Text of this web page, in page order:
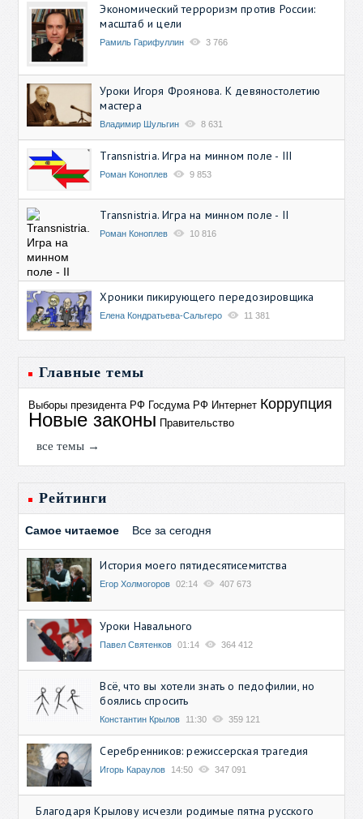
Экономический терроризм против России:
масштаб и цели
Рамиль Гарифуллин 3 766
Уроки Игоря Фроянова. К девяностолетию
мастера
Владимир Шульгин 8 631
Transnistria. Игра на минном поле - III
Роман Коноплев 9 853
Transnistria. Игра на минном поле - II
Роман Коноплев 10 816
Хроники пикирующего передозировщика
Елена Кондратьева-Сальгеро 11 381
Главные темы
Выборы президента РФ Госдума РФ Интернет Коррупция
Новые законы Правительство
все темы →
Рейтинги
Самое читаемое Все за сегодня
История моего пятидесятисемитства
Егор Холмогоров 02:14 407 673
Уроки Навального
Павел Святенков 01:14 364 412
Всё, что вы хотели знать о педофилии, но
боялись спросить
Константин Крылов 11:30 359 121
Серебренников: режиссерская трагедия
Игорь Караулов 14:50 347 091
Благодаря Крылову исчезли родимые пятна русского